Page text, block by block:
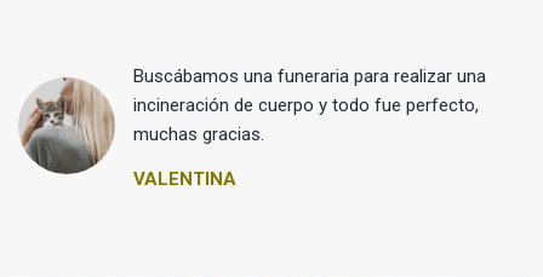
Buscábamos una funeraria para realizar una
incineración de cuerpo y todo fue perfecto,
muchas gracias.
VALENTINA